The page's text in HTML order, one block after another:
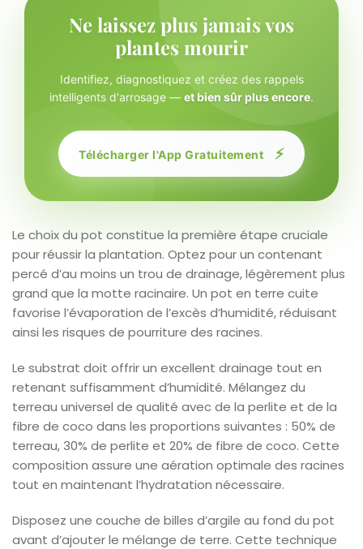
Ne laissez plus jamais vos
plantes mourir
Identifiez, diagnostiquez et créez des rappels
intelligents d'arrosage — et bien sûr plus encore.
Télécharger l'App Gratuitement ⚡
Le choix du pot constitue la première étape cruciale
pour réussir la plantation. Optez pour un contenant
percé d’au moins un trou de drainage, légèrement plus
grand que la motte racinaire. Un pot en terre cuite
favorise l’évaporation de l’excès d’humidité, réduisant
ainsi les risques de pourriture des racines.
Le substrat doit offrir un excellent drainage tout en
retenant suffisamment d’humidité. Mélangez du
terreau universel de qualité avec de la perlite et de la
fibre de coco dans les proportions suivantes : 50% de
terreau, 30% de perlite et 20% de fibre de coco. Cette
composition assure une aération optimale des racines
tout en maintenant l’hydratation nécessaire.
Disposez une couche de billes d’argile au fond du pot
avant d’ajouter le mélange de terre. Cette technique